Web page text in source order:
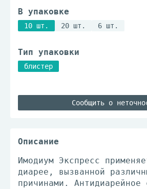
В упаковке
10 шт. 20 шт. 6 шт.
Тип упаковки
блистер
Сообщить о
Описание
Имодиум Экспресс
диарее, вызванной
причинами. Антидиарейное